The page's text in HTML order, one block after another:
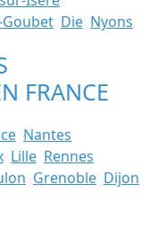
Goubet Die Nyons
FRANCE
Nantes
Lille Rennes
Grenoble Dijon